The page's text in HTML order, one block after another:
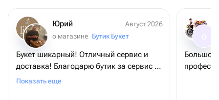
Юрий
Август 2026
о магазине Бутик Букет
Букет шикарный! Отличный сервис и
доставка! Благодарю бутик за сервис и
букет, - именинница довольна
Показать еще
Большое